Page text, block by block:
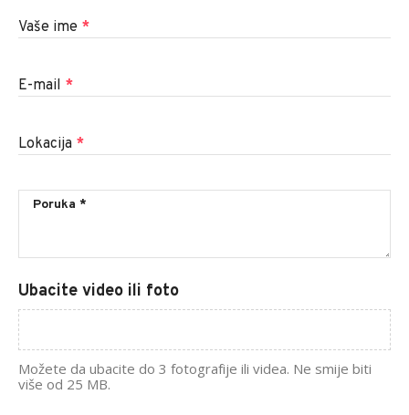
Vaše ime *
E-mail *
Lokacija *
Ubacite video ili foto
Možete da ubacite do 3 fotografije ili videa. Ne smije biti
više od 25 MB.